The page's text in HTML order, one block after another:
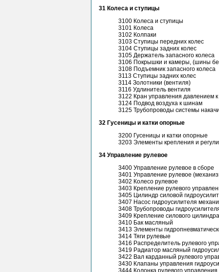
31 Колеса и ступицы
3100 Колеса и ступицы
3101 Колеса
3102 Колпаки
3103 Ступицы передних колес
3104 Ступицы задних колес
3105 Держатель запасного колеса
3106 Покрышки и камеры, (шины
3108 Подъемник запасного колеса
3113 Ступицы задних колес
3114 Золотники (вентиля)
3116 Удлинитель вентиля
3122 Кран управления давлением
3124 Подвод воздуха к шинам
3125 Трубопроводы системы
32 Гусеницы и катки опорные
3200 Гусеницы и катки опорные
3203 Элементы крепления и
34 Управление рулевое
3400 Управление рулевое в сборе
3401 Управление рулевое
3402 Колесо рулевое
3403 Крепление рулевого
3405 Цилиндр силовой
3407 Насос гидроусилителя
3408 Трубопроводы
3409 Крепление силового
3410 Бак масляный
3413 Элементы
3414 Тяги рулевые
3416 Распределитель рулевого
3419 Радиатор масляный
3422 Вал карданный рулевого
3430 Клапаны управления
3444 Колонка рулевого управления